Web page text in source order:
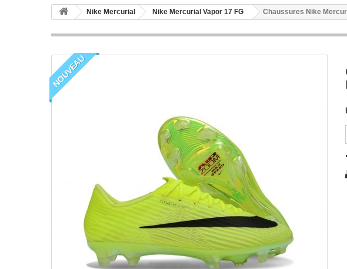
Nike Mercurial Nike Mercurial Vapor 17 FG Chaussures Nike
NOUVEAU